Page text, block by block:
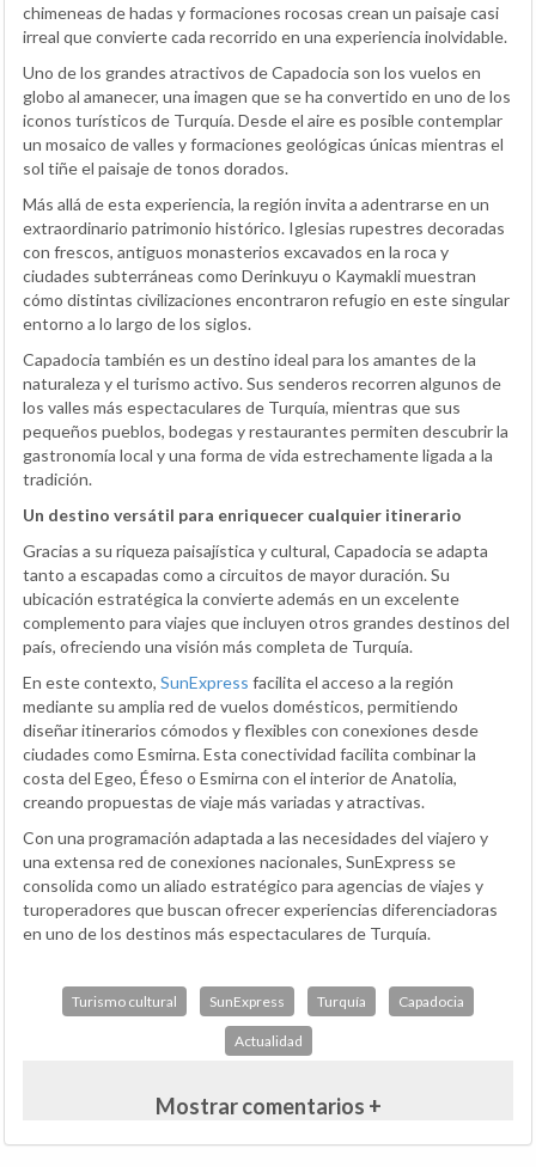
chimeneas de hadas y formaciones rocosas crean un paisaje casi
irreal que convierte cada recorrido en una experiencia inolvidable.
Uno de los grandes atractivos de Capadocia son los vuelos en
globo al amanecer, una imagen que se ha convertido en uno de los
iconos turísticos de Turquía. Desde el aire es posible contemplar
un mosaico de valles y formaciones geológicas únicas mientras el
sol tiñe el paisaje de tonos dorados.
Más allá de esta experiencia, la región invita a adentrarse en un
extraordinario patrimonio histórico. Iglesias rupestres decoradas
con frescos, antiguos monasterios excavados en la roca y
ciudades subterráneas como Derinkuyu o Kaymakli muestran
cómo distintas civilizaciones encontraron refugio en este singular
entorno a lo largo de los siglos.
Capadocia también es un destino ideal para los amantes de la
naturaleza y el turismo activo. Sus senderos recorren algunos de
los valles más espectaculares de Turquía, mientras que sus
pequeños pueblos, bodegas y restaurantes permiten descubrir la
gastronomía local y una forma de vida estrechamente ligada a la
tradición.
Un destino versátil para enriquecer cualquier itinerario
Gracias a su riqueza paisajística y cultural, Capadocia se adapta
tanto a escapadas como a circuitos de mayor duración. Su
ubicación estratégica la convierte además en un excelente
complemento para viajes que incluyen otros grandes destinos del
país, ofreciendo una visión más completa de Turquía.
En este contexto, SunExpress facilita el acceso a la región
mediante su amplia red de vuelos domésticos, permitiendo
diseñar itinerarios cómodos y flexibles con conexiones desde
ciudades como Esmirna. Esta conectividad facilita combinar la
costa del Egeo, Éfeso o Esmirna con el interior de Anatolia,
creando propuestas de viaje más variadas y atractivas.
Con una programación adaptada a las necesidades del viajero y
una extensa red de conexiones nacionales, SunExpress se
consolida como un aliado estratégico para agencias de viajes y
turoperadores que buscan ofrecer experiencias diferenciadoras
en uno de los destinos más espectaculares de Turquía.
Turismo cultural SunExpress Turquía Capadocia
Actualidad
Mostrar comentarios +